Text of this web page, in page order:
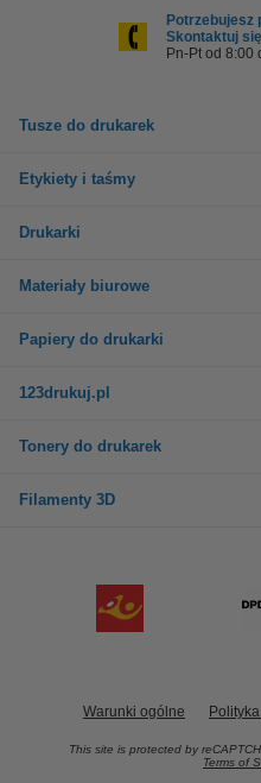
Potrzebujesz
Skontaktuj
Pn-Pt od 8:00
Tusze do drukarek
Etykiety i taśmy
Drukarki
Materiały biurowe
Papiery do drukarki
123drukuj.pl
Tonery do drukarek
Filamenty 3D
Warunki ogólne
This site is protected by
Terms of